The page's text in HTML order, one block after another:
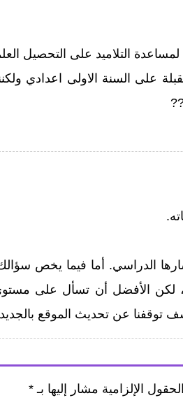
التلاميد على التحصيل
على السنة الاولى اعدادي
الدراسي. أما فيما يخص
لكن الأفضل أن تسأل على مستوى
توقفنا عن تحديث الموقع
الحقول الإلزامية مشار إليها بـ *